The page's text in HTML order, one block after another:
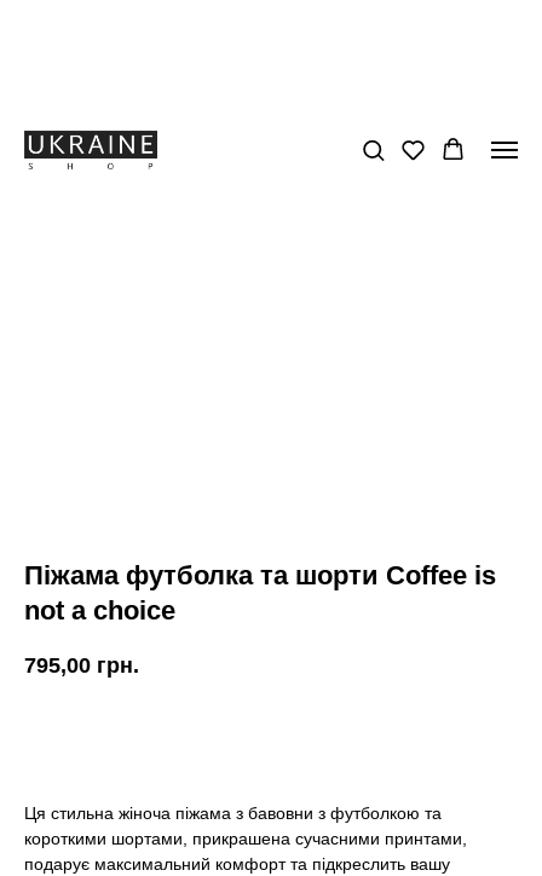
Піжама футболка та шорти Coffee is
not a choice
795,00 грн.
Ця стильна жіноча піжама з бавовни з футболкою та
короткими шортами, прикрашена сучасними принтами,
подарує максимальний комфорт та підкреслить вашу